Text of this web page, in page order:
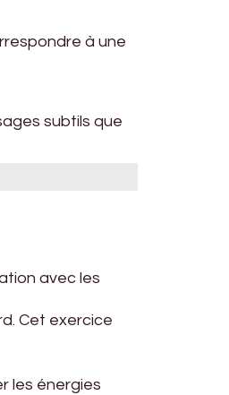
à une
subtils que
avec les
Cet exercice
les énergies